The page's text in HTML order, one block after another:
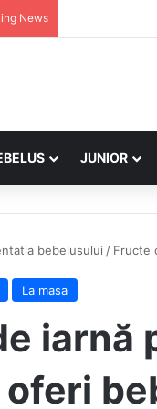
News
JUNIOR
bebelusului / Fructe
La masa
iarnă